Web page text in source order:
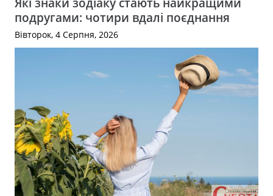
подругами: чотири вдалі поєднання
Вівторок, 4 Серпня, 2026